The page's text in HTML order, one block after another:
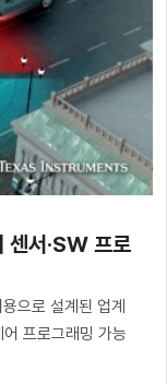
센서·SW 프로
으로 설계된 업계
프로그래밍 가능